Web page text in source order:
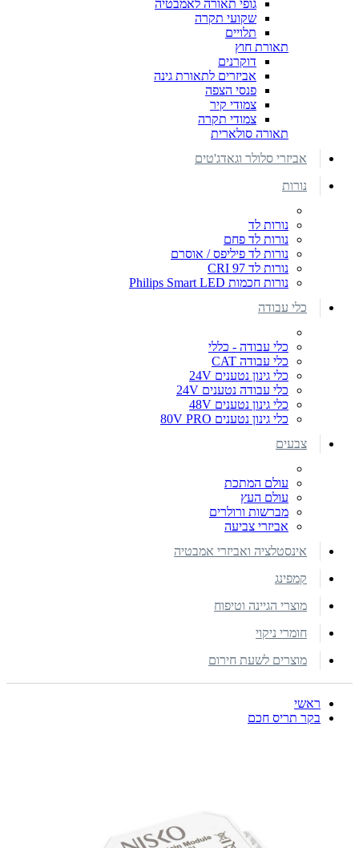
גופי תאורה לאמבטיה
שקועי תקרה
תלויים
תאורת חוץ
דוקרנים
אביזרים לתאורת גינה
פנסי הצפה
צמודי קיר
צמודי תקרה
תאורה סולארית
אביזרי סלולר וגאדג'טים
נורות
נורות לד
נורות לד פחם
נורות לד פיליפס / אוסרם
נורות לד CRI 97
נורות חכמות Philips Smart LED
כלי עבודה
כלי עבודה - כללי
כלי עבודה CAT
כלי גינון נטענים 24V
כלי עבודה נטענים 24V
כלי גינון נטענים 48V
כלי גינון נטענים 80V PRO
צבעים
עולם המתכת
עולם העץ
מברשות ורולרים
אביזרי צביעה
אינסטלציה ואביזרי אמבטיה
קמפינג
מוצרי הגיינה וטיפוח
חומרי ניקוי
מוצרים לשעת חירום
ראשי
בקר תריס חכם